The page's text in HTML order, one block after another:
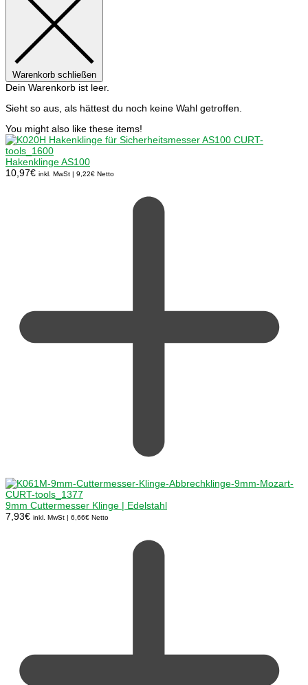
Warenkorb schließen
Dein Warenkorb ist leer.
Sieht so aus, als hättest du noch keine Wahl getroffen.
You might also like these items!
Hakenklinge AS100
10,97€ inkl. MwSt | 9,22€ Netto
9mm Cuttermesser Klinge | Edelstahl
7,93€ inkl. MwSt | 6,66€ Netto